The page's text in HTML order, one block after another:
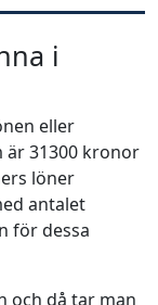
i
eller
är 31300 kronor
löner
antalet
för dessa
och då tar man